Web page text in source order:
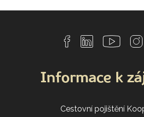
Informace k
Cestovní pojištění